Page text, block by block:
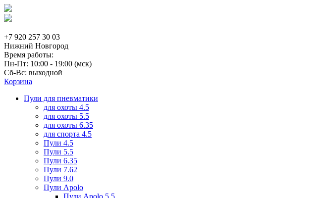
+7 920 257 30 03
Нижний Новгород
Время работы:
Пн-Пт: 10:00 - 19:00 (мск)
Сб-Вс: выходной
Корзина
Пули для пневматики
для охоты 4.5
для охоты 5.5
для охоты 6.35
для спорта 4.5
Пули 4.5
Пули 5.5
Пули 6.35
Пули 7.62
Пули 9.0
Пули Apolo
Пули Apolo 5.5